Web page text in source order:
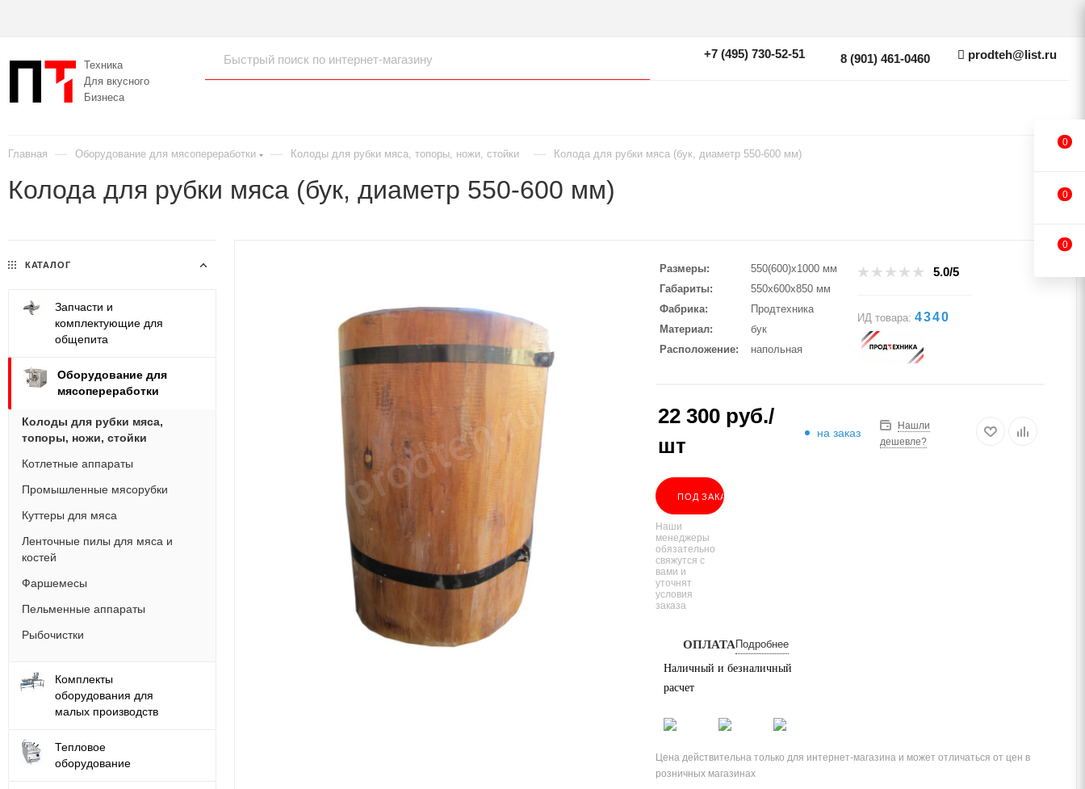
Техника
Для вкусного
Бизнеса
+7 (495) 730-52-51 8 (901) 461-0460 prodteh@list.ru
Главная — Оборудование для мясопереработки — Колоды для рубки мяса, топоры, ножи, стойки — Колода для рубки мяса (бук, диаметр 550-600 мм)
Колода для рубки мяса (бук, диаметр 550-600 мм)
Размеры
550(600)х1000 мм
Габариты
550х600х850 мм
Фабрика
Продтехника
Материал
бук
Расположение
напольная
5.0/5
ИД товара: 4340
22 300 руб./
шт
на заказ
Нашли
дешевле?
ПОД ЗАКАЗ
Наши
менеджеры
обязательно
свяжутся с
вами и
уточнят
условия
заказа
ОПЛАТА Подробнее
Наличный и безналичный
расчет
Цена действительна только для интернет-магазина и может отличаться от цен в
розничных магазинах
КАТАЛОГ
Запчасти и
комплектующие для
общепита
Оборудование для
мясопереработки
Колоды для рубки мяса,
топоры, ножи, стойки
Котлетные аппараты
Промышленные мясорубки
Куттеры для мяса
Ленточные пилы для мяса и
костей
Фаршемесы
Пельменные аппараты
Рыбочистки
Комплекты
оборудования для
малых производств
Тепловое
оборудование
0
0
0